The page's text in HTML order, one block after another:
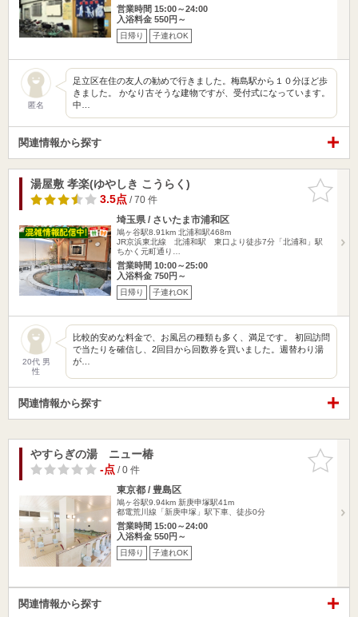
営業時間 15:00～24:00
入浴料金 550円～
日帰り 子連れOK
匿名
足立区在住の友人の勧めで行きました。梅島駅から１０分ほど歩
きました。 かなり古そうな建物ですが、受付式になっています。
中…
関連情報から探す
お気に入
りに追加
湯屋敷 孝楽(ゆやしき こうらく)
3.5点/ 70 件
埼玉県 / さいたま市浦和区
鳩ヶ谷駅8.91km 北浦和駅468m
JR京浜東北線 北浦和駅 東口より徒歩7分「北浦和」駅
ちかく元町通り…
営業時間 10:00～25:00
入浴料金 750円～
日帰り 子連れOK
20代 男
性
比較的安めな料金で、お風呂の種類も多く、満足です。 初回訪問
で当たりを確信し、2回目から回数券を買いました。週替わり湯
が…
関連情報から探す
お気に入
りに追加
やすらぎの湯 ニュー椿
-点/ 0 件
東京都 / 豊島区
鳩ヶ谷駅9.94km 新庚申塚駅41m
都電荒川線「新庚申塚」駅下車、徒歩0分
営業時間 15:00～24:00
入浴料金 550円～
日帰り 子連れOK
関連情報から探す